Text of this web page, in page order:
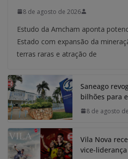
8 de agosto de 2026
Estudo da Amcham aponta
Estado com expansão da
terras raras e atração de
Saneago
bilhões para
8 de agosto
Vila Nova
vice-